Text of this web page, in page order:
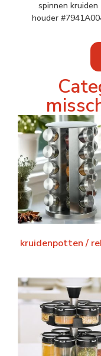
spinnen kruiden
houder
kruidenpotten /